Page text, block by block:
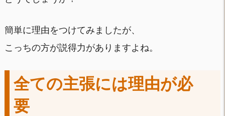
簡単に理由をつけてみましたが、
こっちの方が説得力がありますよね。
全ての主張には理由が必
要